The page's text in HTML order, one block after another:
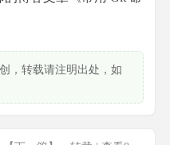
，转载请注明出处，如